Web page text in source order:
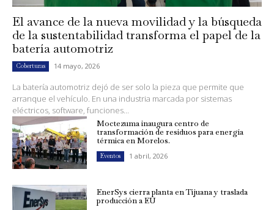
El avance de la nueva movilidad y la búsqueda
de la sustentabilidad transforma el papel de la
batería automotriz
Coberturas 14 mayo, 2026
La batería automotriz dejó de ser solo la pieza que permite que
arranque el vehículo. En una industria marcada por sistemas
eléctricos, software, funciones...
Moctezuma inaugura centro de
transformación de residuos para energía
térmica en Morelos.
Eventos 1 abril, 2026
EnerSys cierra planta en Tijuana y traslada
producción a EU